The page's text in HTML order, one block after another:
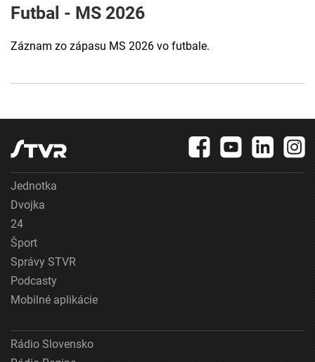
Futbal - MS 2026
Záznam zo zápasu MS 2026 vo futbale.
Jednotka
Dvojka
24
Šport
Správy STVR
Podcasty
Mobilné aplikácie
Rádio Slovensko